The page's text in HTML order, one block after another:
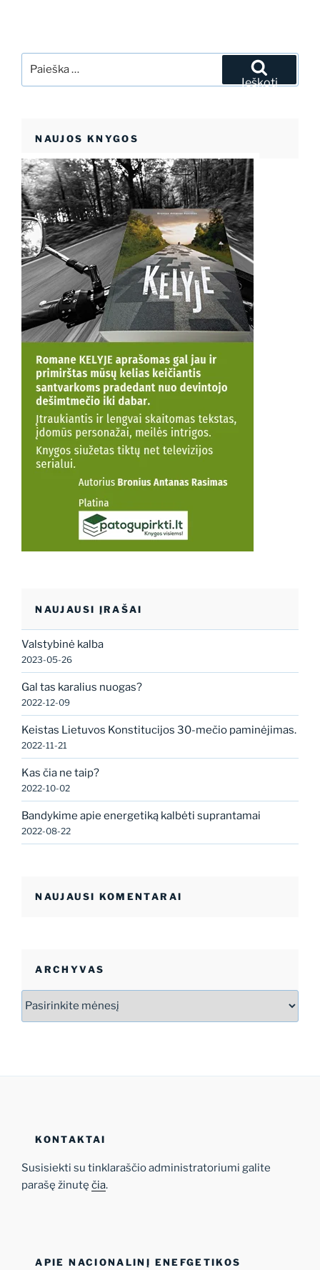
Ieškoti
NAUJOS KNYGOS
NAUJAUSI ĮRAŠAI
Valstybinė kalba
2023-05-26
Gal tas karalius nuogas?
2022-12-09
Keistas Lietuvos Konstitucijos 30-mečio paminėjimas.
2022-11-21
Kas čia ne taip?
2022-10-02
Bandykime apie energetiką kalbėti suprantamai
2022-08-22
NAUJAUSI KOMENTARAI
ARCHYVAS
Archyvas
KONTAKTAI
Susisiekti su tinklaraščio administratoriumi galite
parašę žinutę čia.
APIE NACIONALINĮ ENEFGETIKOS